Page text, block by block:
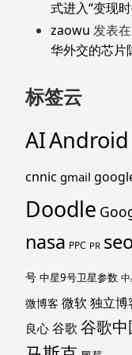
式进入“变现
zaowu 发表
华外交的芯片
标签云
AIAndroid
cnnic gmail
Doodle
nasa PPC PR
号 中星9号卫星参数
微博客 微软独立博
良心 谷歌 谷歌中